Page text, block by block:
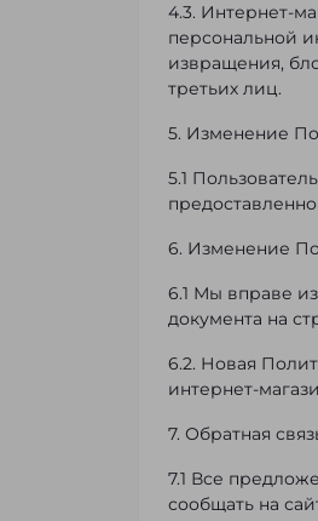
4.3. Интернет-
персональной
извращения,
третьих лиц.
5. Изменение
5.1
6. Изменение
6.1 Мы вправе
документа на
6.2. Новая
интернет-
7. Обратная
7.1 Все
сообщать на